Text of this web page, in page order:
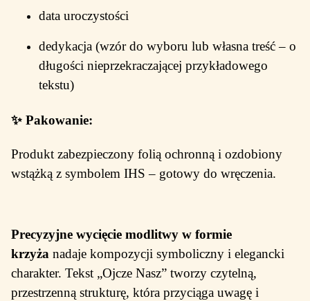
data uroczystości
dedykacja (wzór do wyboru lub własna treść – o
długości nieprzekraczającej przykładowego
tekstu)
✨ Pakowanie:
Produkt zabezpieczony folią ochronną i ozdobiony
wstążką z symbolem IHS – gotowy do wręczenia.
Precyzyjne wycięcie modlitwy w formie
krzyża nadaje kompozycji symboliczny i elegancki
charakter. Tekst „Ojcze Nasz” tworzy czytelną,
przestrzenną strukturę, która przyciąga uwagę i